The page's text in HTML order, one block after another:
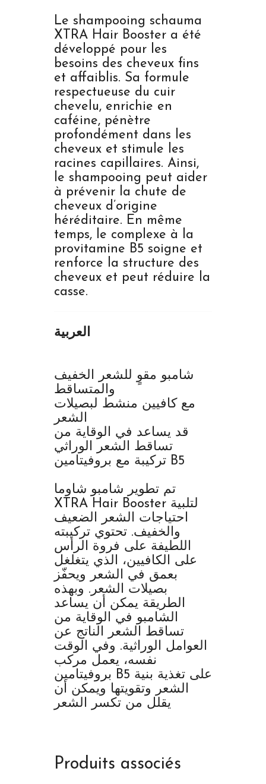
Le shampooing schauma
XTRA Hair Booster a été
développé pour les
besoins des cheveux fins
et affaiblis. Sa formule
respectueuse du cuir
chevelu, enrichie en
caféine, pénètre
profondément dans les
cheveux et stimule les
racines capillaires. Ainsi,
le shampooing peut aider
à prévenir la chute de
cheveux d’origine
héréditaire. En même
temps, le complexe à la
provitamine B5 soigne et
renforce la structure des
cheveux et peut réduire la
casse.
شامبو مقوٍ للشعر الخفيف
والمتساقط
مع كافيين منشط لبصيلات
الشعر
قد يساعد في الوقاية من
تساقط الشعر الوراثي
تركيبة مع بروفيتامين B5
تم تطوير شامبو شاوما
XTRA Hair Booster لتلبية
احتياجات الشعر الضعيف
والخفيف. تحتوي تركيبته
اللطيفة على فروة الرأس
على الكافيين، الذي يتغلغل
بعمق في الشعر ويحفّز
بصيلات الشعر. وبهذه
الطريقة يمكن أن يساعد
الشامبو في الوقاية من
تساقط الشعر الناتج عن
العوامل الوراثية. وفي الوقت
نفسه، يعمل مركب
بروفيتامين B5 على تغذية بنية
الشعر وتقويتها ويمكن أن
يقلل من تكسر الشعر
Produits associés